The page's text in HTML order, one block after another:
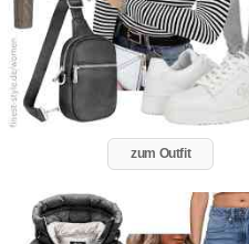
zum Outfit